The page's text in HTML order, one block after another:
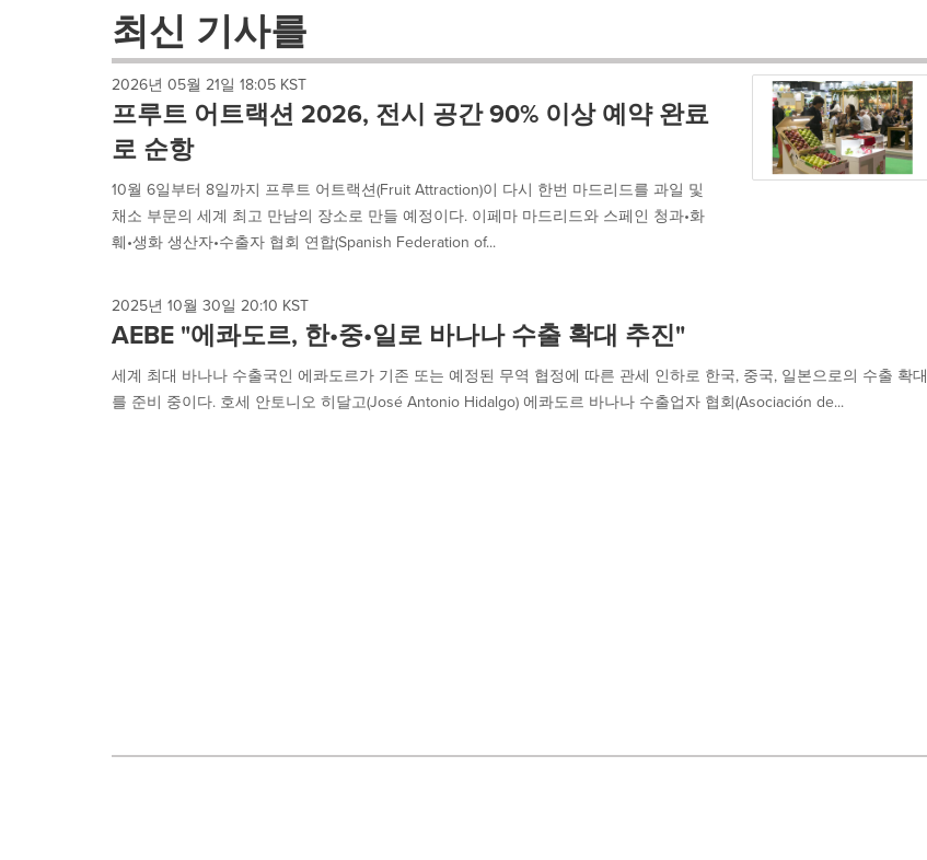
these
dropdown
cause
content
on
this
page
change.
News
update
as
option
is
최신 기사를
2026년 05월 21일 18:05 KST
프루트 어트랙션 2026, 전시 공간 90% 이상 예약 완료
로 순항
10월 6일부터 8일까지 프루트 어트랙션(Fruit Attraction)이 다시 한번 마드리드를 과일 및
채소 부문의 세계 최고 만남의 장소로 만들 예정이다. 이페마 마드리드와 스페인 청과•화
훼•생화 생산자•수출자 협회 연합(Spanish Federation of...
2025년 10월 30일 20:10 KST
AEBE "에콰도르, 한•중•일로 바나나 수출 확대 추진"
세계 최대 바나나 수출국인 에콰도르가 기존 또는 예정된 무역 협정에 따른 관세 인하로 한국, 중국, 일본으로의 수출 확대
를 준비 중이다. 호세 안토니오 히달고(José Antonio Hidalgo) 에콰도르 바나나 수출업자 협회(Asociación de...